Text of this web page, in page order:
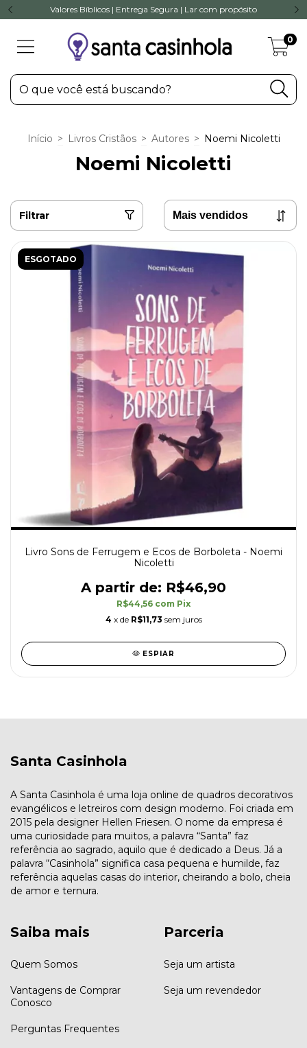
Valores Bíblicos | Entrega Segura | Lar com propósito
0
Início > Livros Cristãos > Autores > Noemi Nicoletti
Noemi Nicoletti
Filtrar
ESGOTADO
Livro Sons de Ferrugem e Ecos de Borboleta - Noemi
Nicoletti
R$46,90
R$44,56 com Pix
4 x de R$11,73 sem juros
ESPIAR
Santa Casinhola
A Santa Casinhola é uma loja online de quadros decorativos
evangélicos e letreiros com design moderno. Foi criada em
2015 pela designer Hellen Friesen. O nome da empresa é
uma curiosidade para muitos, a palavra “Santa” faz
referência ao sagrado, aquilo que é dedicado a Deus. Já a
palavra “Casinhola” significa casa pequena e humilde, faz
referência aquelas casas do interior, cheirando a bolo, cheia
de amor e ternura.
Saiba mais
Quem Somos
Vantagens de Comprar
Conosco
Perguntas Frequentes
Parceria
Seja um artista
Seja um revendedor